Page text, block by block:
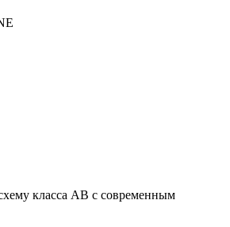
класса AB с современным